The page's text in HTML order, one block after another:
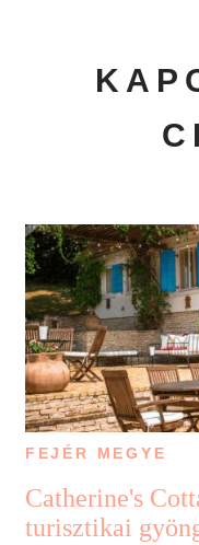
FEJÉR MEGYE
Catherine's
turisztikai